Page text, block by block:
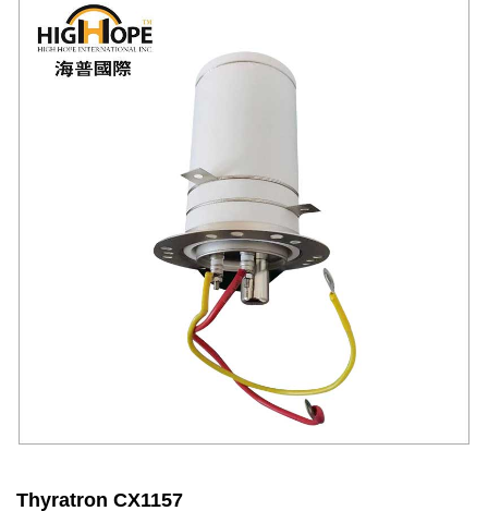
Thyratron CX1157